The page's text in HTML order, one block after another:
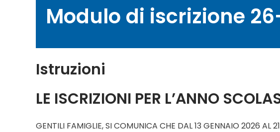
Modulo di iscrizione
Istruzioni
LE ISCRIZIONI PER L’ANNO
GENTILI FAMIGLIE, SI COMUNICA CHE DAL 13 GENNAIO 2026 AL